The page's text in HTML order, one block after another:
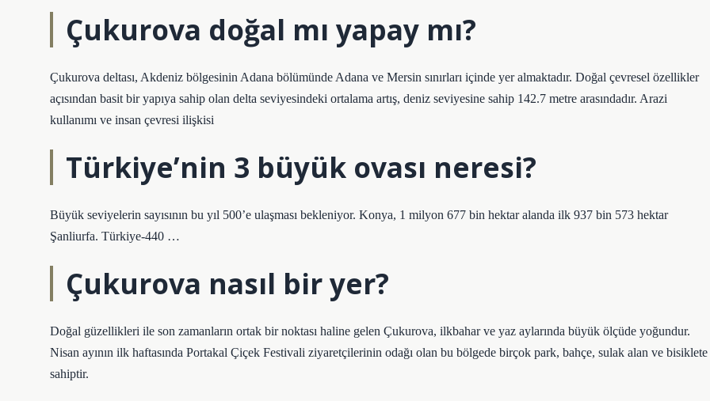
Çukurova doğal mı yapay mı?
Çukurova deltası, Akdeniz bölgesinin Adana bölümünde Adana ve Mersin sınırları içinde yer almaktadır. Doğal çevresel özellikler
açısından basit bir yapıya sahip olan delta seviyesindeki ortalama artış, deniz seviyesine sahip 142.7 metre arasındadır. Arazi
kullanımı ve insan çevresi ilişkisi
Türkiye’nin 3 büyük ovası neresi?
Büyük seviyelerin sayısının bu yıl 500’e ulaşması bekleniyor. Konya, 1 milyon 677 bin hektar alanda ilk 937 bin 573 hektar
Şanliurfa. Türkiye-440 …
Çukurova nasıl bir yer?
Doğal güzellikleri ile son zamanların ortak bir noktası haline gelen Çukurova, ilkbahar ve yaz aylarında büyük ölçüde yoğundur.
Nisan ayının ilk haftasında Portakal Çiçek Festivali ziyaretçilerinin odağı olan bu bölgede birçok park, bahçe, sulak alan ve bisiklete
sahiptir.